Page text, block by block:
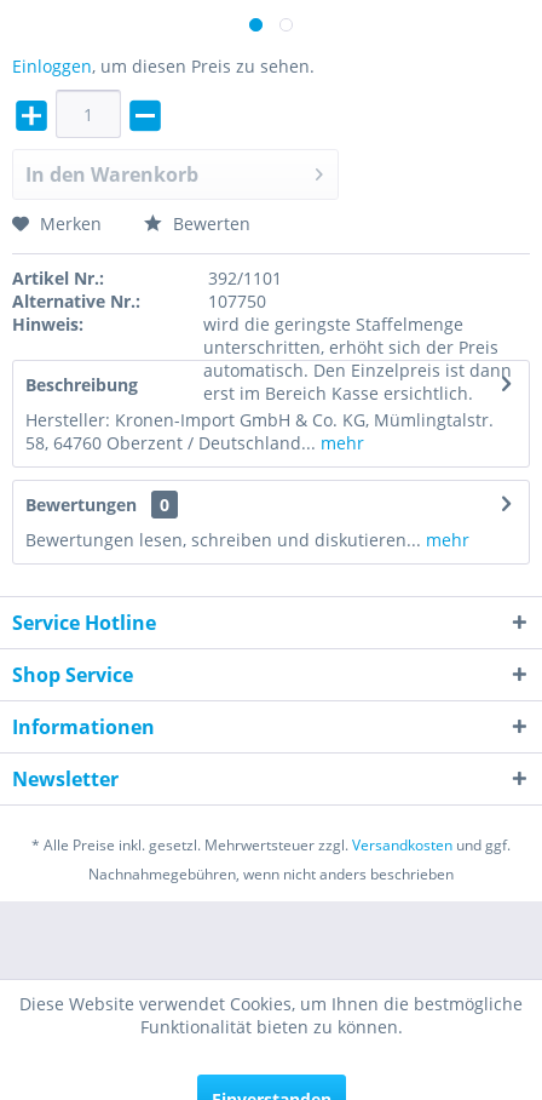
Einloggen, um diesen Preis zu sehen.
In den Warenkorb
Merken Bewerten
Artikel Nr.:
392/1101
Alternative Nr.:
107750
Hinweis:
wird die geringste Staffelmenge
unterschritten, erhöht sich der Preis
automatisch. Den Einzelpreis ist dann
erst im Bereich Kasse ersichtlich.
Beschreibung
Hersteller: Kronen-Import GmbH & Co. KG, Mümlingtalstr.
58, 64760 Oberzent / Deutschland... mehr
Bewertungen
0
Bewertungen lesen, schreiben und diskutieren... mehr
Service Hotline
Shop Service
Informationen
Newsletter
* Alle Preise inkl. gesetzl. Mehrwertsteuer zzgl.Versandkosten und ggf.
Nachnahmegebühren, wenn nicht anders beschrieben
Diese Website verwendet Cookies, um Ihnen die bestmögliche
Funktionalität bieten zu können.